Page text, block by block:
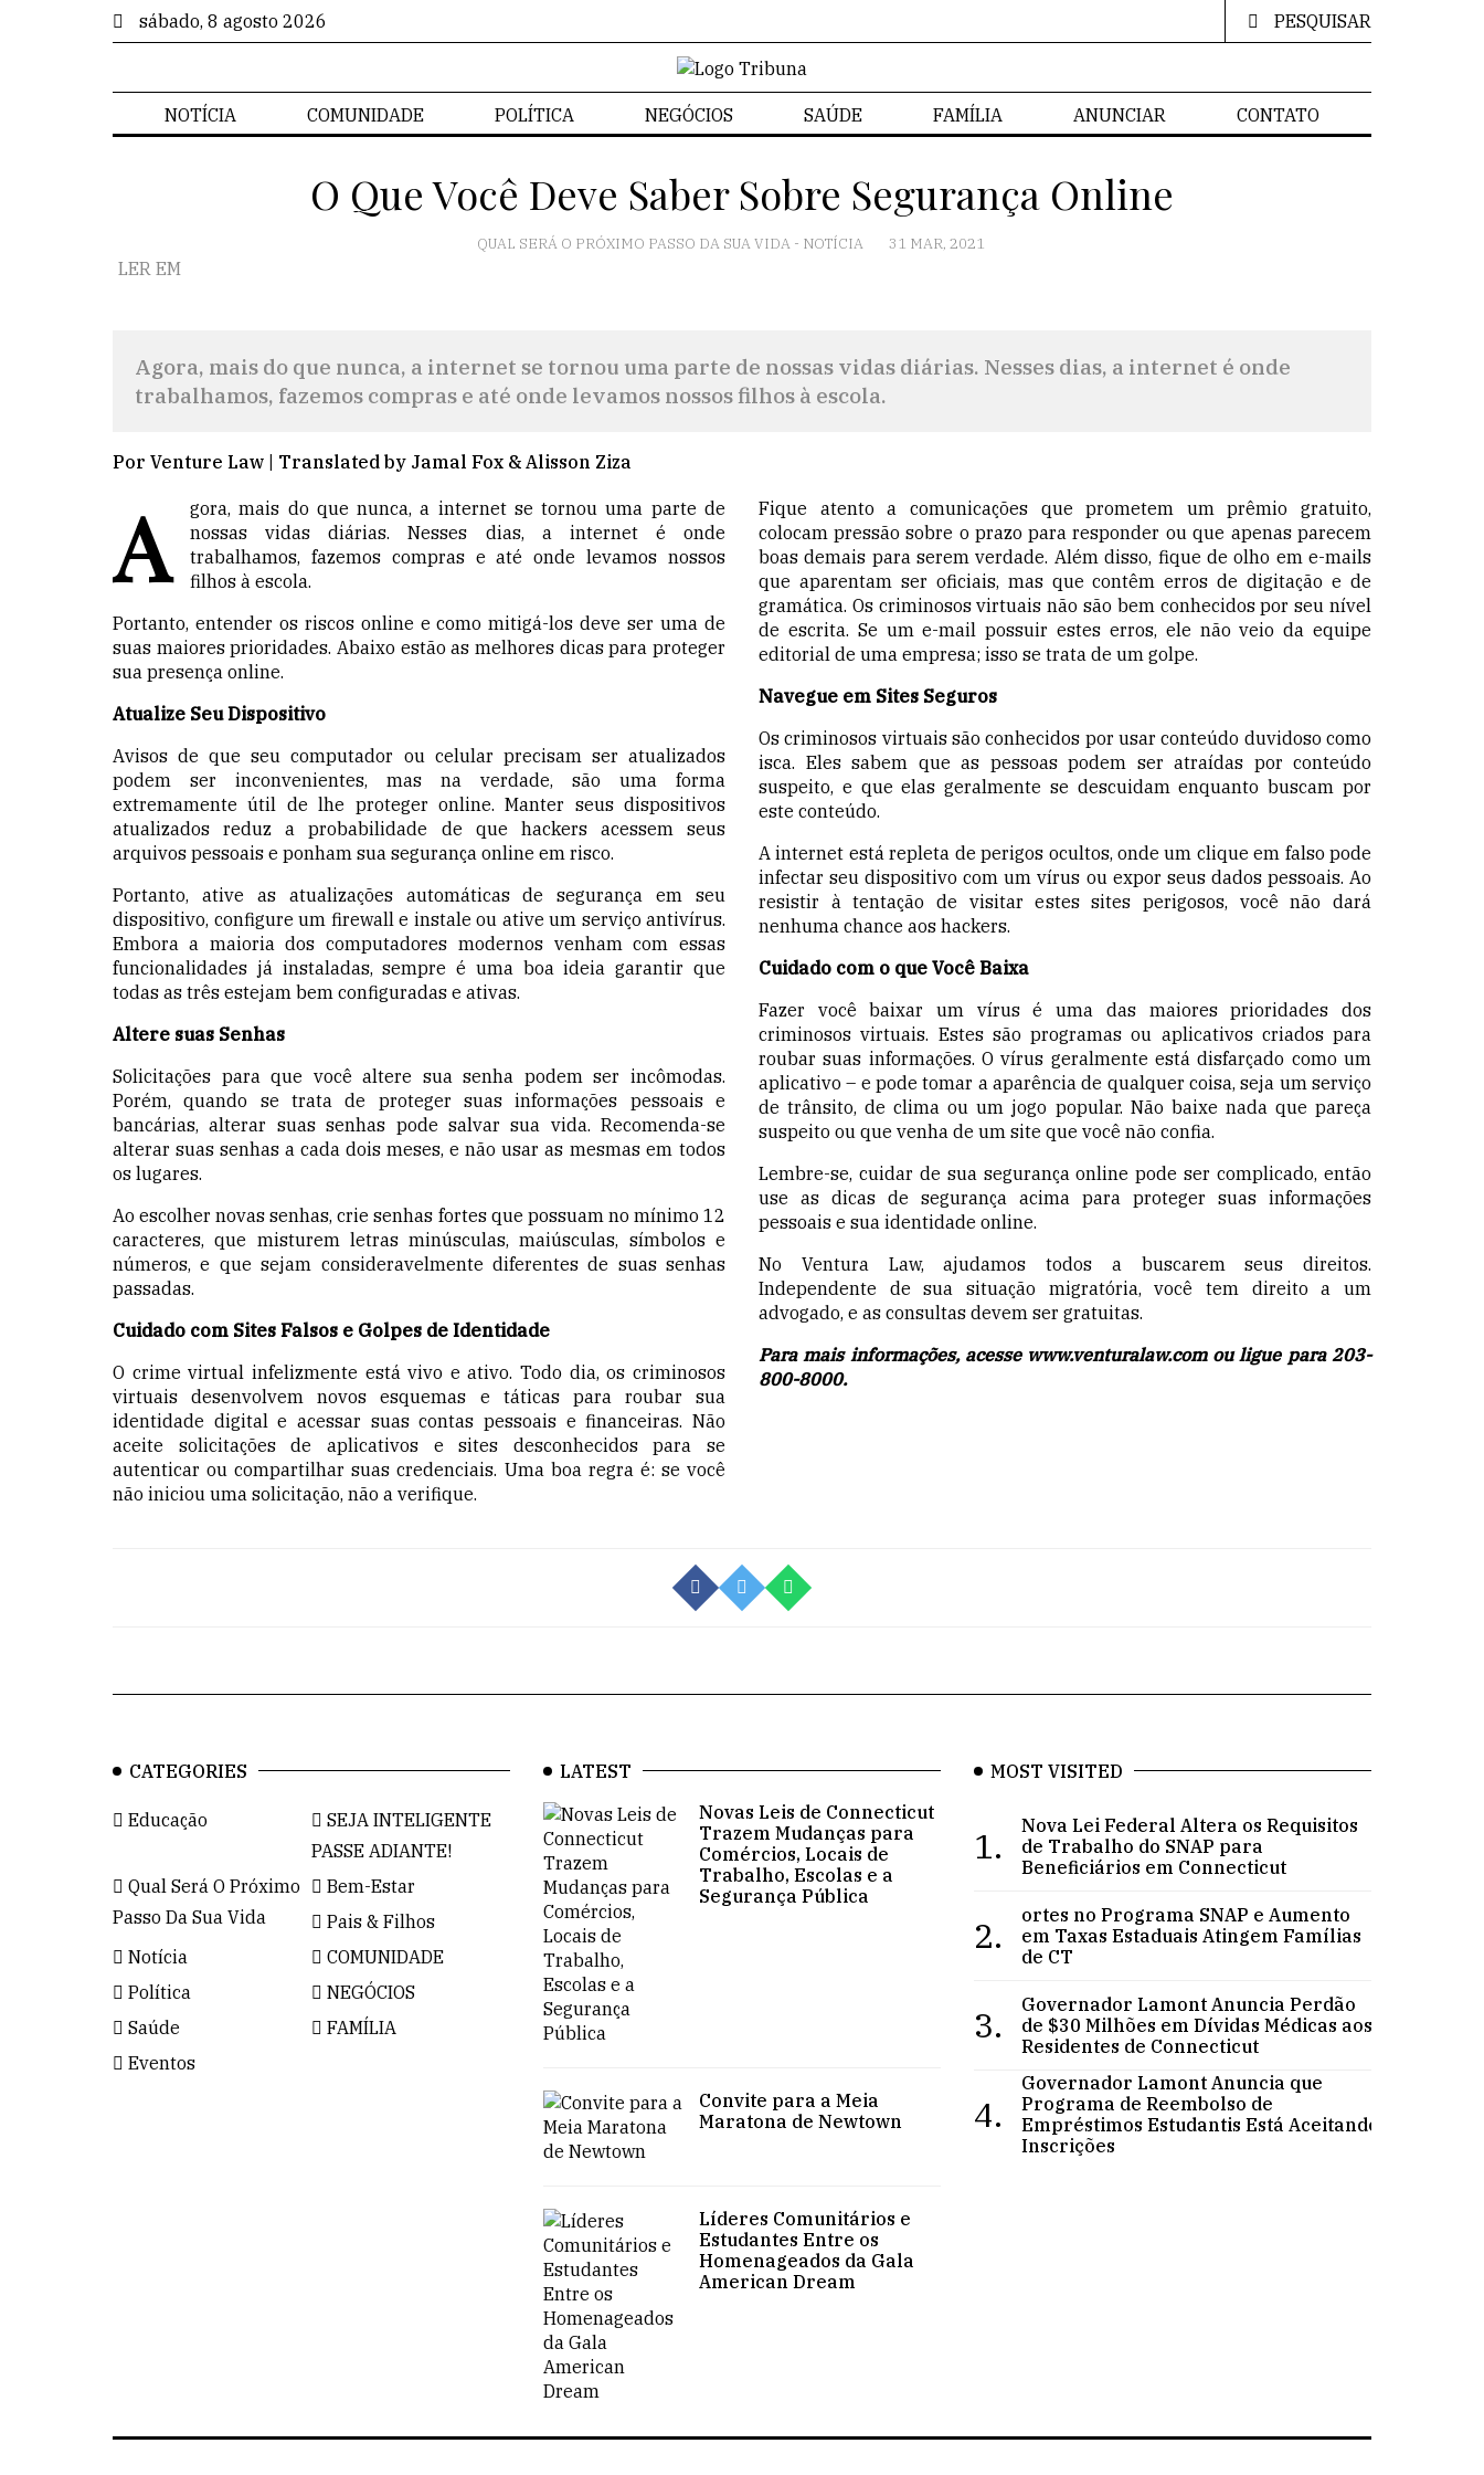
sábado, 8 agosto 2026 PESQUISAR
NOTÍCIA COMUNIDADE POLÍTICA NEGÓCIOS SAÚDE FAMÍLIA ANUNCIAR CONTATO
O Que Você Deve Saber Sobre Segurança Online
QUAL SERÁ O PRÓXIMO PASSO DA SUA VIDA - NOTÍCIA 31 MAR, 2021
LER EM
Agora, mais do que nunca, a internet se tornou uma parte de nossas vidas diárias. Nesses dias, a internet é onde
trabalhamos, fazemos compras e até onde levamos nossos filhos à escola.
Por Venture Law | Translated by Jamal Fox & Alisson Ziza
A gora, mais do que nunca, a internet se tornou uma parte de
nossas vidas diárias. Nesses dias, a internet é onde
trabalhamos, fazemos compras e até onde levamos nossos
filhos à escola.
Portanto, entender os riscos online e como mitigá-los deve ser uma de
suas maiores prioridades. Abaixo estão as melhores dicas para proteger
sua presença online.
Atualize Seu Dispositivo
Avisos de que seu computador ou celular precisam ser atualizados
podem ser inconvenientes, mas na verdade, são uma forma
extremamente útil de lhe proteger online. Manter seus dispositivos
atualizados reduz a probabilidade de que hackers acessem seus
arquivos pessoais e ponham sua segurança online em risco.
Portanto, ative as atualizações automáticas de segurança em seu
dispositivo, configure um firewall e instale ou ative um serviço antivírus.
Embora a maioria dos computadores modernos venham com essas
funcionalidades já instaladas, sempre é uma boa ideia garantir que
todas as três estejam bem configuradas e ativas.
Altere suas Senhas
Solicitações para que você altere sua senha podem ser incômodas.
Porém, quando se trata de proteger suas informações pessoais e
bancárias, alterar suas senhas pode salvar sua vida. Recomenda-se
alterar suas senhas a cada dois meses, e não usar as mesmas em todos
os lugares.
Ao escolher novas senhas, crie senhas fortes que possuam no mínimo 12
caracteres, que misturem letras minúsculas, maiúsculas, símbolos e
números, e que sejam consideravelmente diferentes de suas senhas
passadas.
Cuidado com Sites Falsos e Golpes de Identidade
O crime virtual infelizmente está vivo e ativo. Todo dia, os criminosos
virtuais desenvolvem novos esquemas e táticas para roubar sua
identidade digital e acessar suas contas pessoais e financeiras. Não
aceite solicitações de aplicativos e sites desconhecidos para se
autenticar ou compartilhar suas credenciais. Uma boa regra é: se você
não iniciou uma solicitação, não a verifique.
Fique atento a comunicações que prometem um prêmio gratuito,
colocam pressão sobre o prazo para responder ou que apenas parecem
boas demais para serem verdade. Além disso, fique de olho em e-mails
que aparentam ser oficiais, mas que contêm erros de digitação e de
gramática. Os criminosos virtuais não são bem conhecidos por seu nível
de escrita. Se um e-mail possuir estes erros, ele não veio da equipe
editorial de uma empresa; isso se trata de um golpe.
Navegue em Sites Seguros
Os criminosos virtuais são conhecidos por usar conteúdo duvidoso como
isca. Eles sabem que as pessoas podem ser atraídas por conteúdo
suspeito, e que elas geralmente se descuidam enquanto buscam por
este conteúdo.
A internet está repleta de perigos ocultos, onde um clique em falso pode
infectar seu dispositivo com um vírus ou expor seus dados pessoais. Ao
resistir à tentação de visitar estes sites perigosos, você não dará
nenhuma chance aos hackers.
Cuidado com o que Você Baixa
Fazer você baixar um vírus é uma das maiores prioridades dos
criminosos virtuais. Estes são programas ou aplicativos criados para
roubar suas informações. O vírus geralmente está disfarçado como um
aplicativo – e pode tomar a aparência de qualquer coisa, seja um serviço
de trânsito, de clima ou um jogo popular. Não baixe nada que pareça
suspeito ou que venha de um site que você não confia.
Lembre-se, cuidar de sua segurança online pode ser complicado, então
use as dicas de segurança acima para proteger suas informações
pessoais e sua identidade online.
No Ventura Law, ajudamos todos a buscarem seus direitos.
Independente de sua situação migratória, você tem direito a um
advogado, e as consultas devem ser gratuitas.
Para mais informações, acesse www.venturalaw.com ou ligue para 203-
800-8000.
CATEGORIES
Educação
SEJA INTELIGENTE
PASSE ADIANTE!
Qual Será O Próximo
Passo Da Sua Vida
Bem-Estar
Pais & Filhos
Notícia
COMUNIDADE
Política
NEGÓCIOS
Saúde
FAMÍLIA
Eventos
LATEST
Novas Leis de Connecticut
Trazem Mudanças para
Comércios, Locais de
Trabalho, Escolas e a
Segurança Pública
Convite para a Meia
Maratona de Newtown
Líderes Comunitários e
Estudantes Entre os
Homenageados da Gala
American Dream
MOST VISITED
1.
Nova Lei Federal Altera os Requisitos
de Trabalho do SNAP para
Beneficiários em Connecticut
2.
ortes no Programa SNAP e Aumento
em Taxas Estaduais Atingem Famílias
de CT
3.
Governador Lamont Anuncia Perdão
de $30 Milhões em Dívidas Médicas aos
Residentes de Connecticut
4.
Governador Lamont Anuncia que
Programa de Reembolso de
Empréstimos Estudantis Está Aceitando
Inscrições